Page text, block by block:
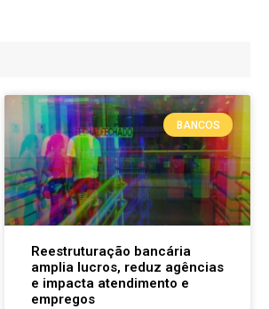
BANCOS
Reestruturação bancária
amplia lucros, reduz agências
e impacta atendimento e
empregos